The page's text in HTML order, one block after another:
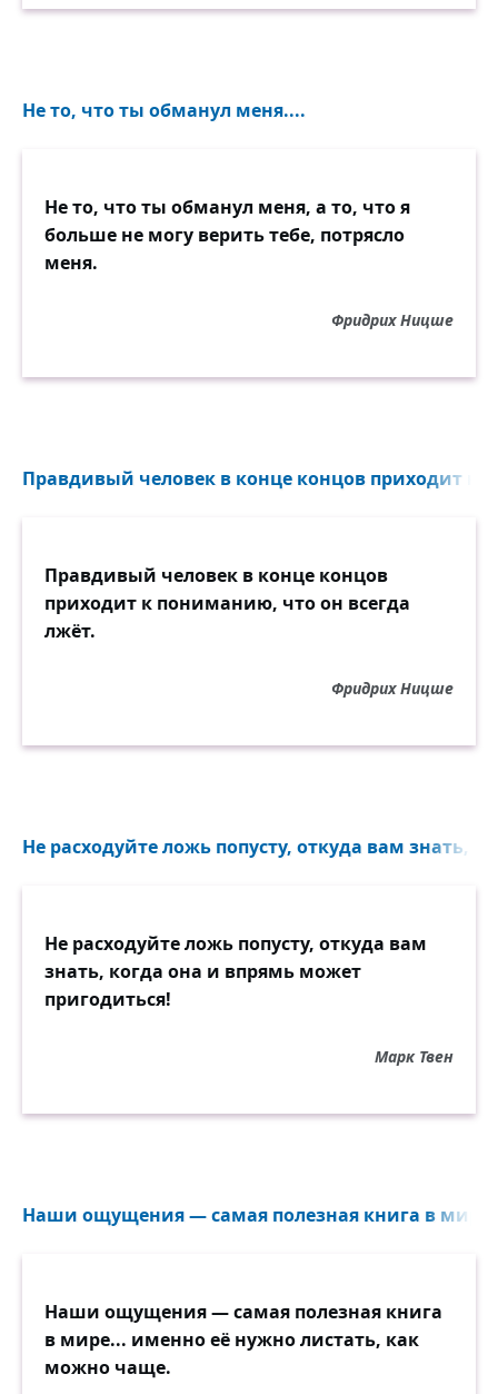
Не то, что ты обманул меня....
Не то, что ты обманул меня, а то, что я
больше не могу верить тебе, потрясло
меня.
Фридрих Ницше
Правдивый человек в конце концов приходит к
Правдивый человек в конце концов
приходит к пониманию, что он всегда
лжёт.
Фридрих Ницше
Не расходуйте ложь попусту, откуда вам знать,
Не расходуйте ложь попусту, откуда вам
знать, когда она и впрямь может
пригодиться!
Марк Твен
Наши ощущения — самая полезная книга в
Наши ощущения — самая полезная книга
в мире... именно её нужно листать, как
можно чаще.